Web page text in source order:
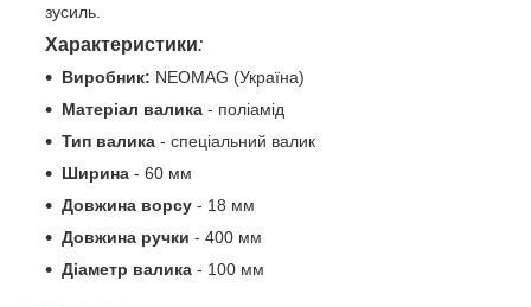
зусиль.
Характеристики:
Виробник: NEOMAG (Україна)
Матеріал валика - поліамід
Тип валика - спеціальний валик
Ширина - 60 мм
Довжина ворсу - 18 мм
Довжина ручки - 400 мм
Діаметр валика - 100 мм